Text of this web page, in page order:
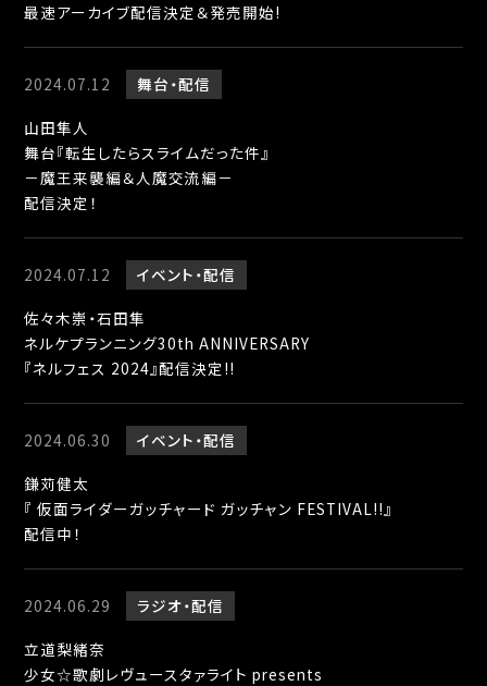
最速アーカイブ配信決定＆発売開始!
2024.07.12 舞台 配信
山田隼人
舞台『転生したらスライムだった件』
－魔王来襲編＆人魔交流編－
配信決定！
2024.07.12 イベント 配信
佐々木崇・石田隼
ネルケプランニング30th ANNIVERSARY
『ネルフェス 2024』配信決定!!
2024.06.30 イベント 配信
鎌苅健太
『 仮面ライダーガッチャード ガッチャン FESTIVAL!!』
配信中！
2024.06.29 ラジオ 配信
立道梨緒奈
少女☆歌劇レヴュースタァライト presents